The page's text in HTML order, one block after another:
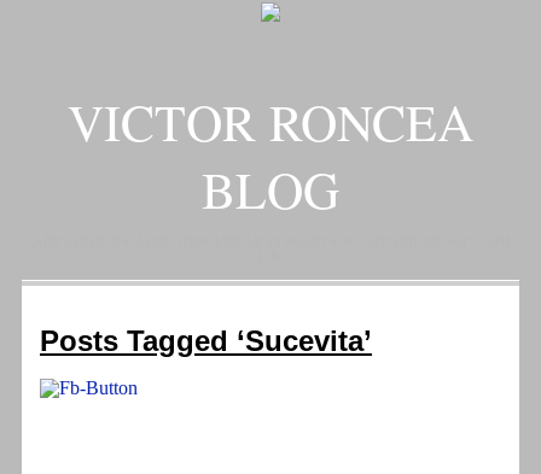
VICTOR RONCEA
BLOG
Posts Tagged ‘Sucevita’